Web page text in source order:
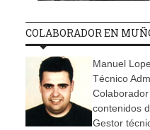
COLABORADOR EN
Manuel
Técnico
contenidos
Gestor